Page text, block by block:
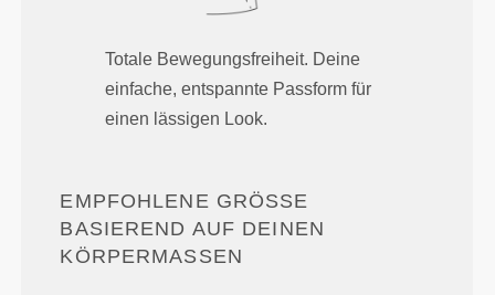
Totale Bewegungsfreiheit. Deine
einfache, entspannte Passform für
einen lässigen Look.
EMPFOHLENE GRÖSSE B
ASIEREND AUF DEINEN K
ÖRPERMASSEN